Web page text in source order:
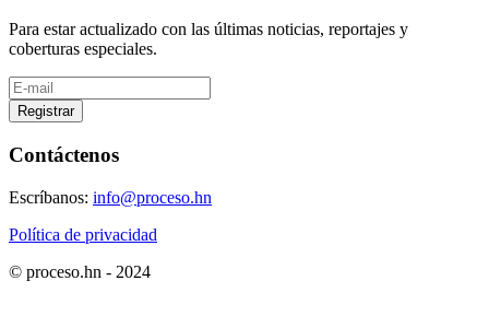
Para estar actualizado con las últimas noticias, reportajes y
coberturas especiales.
Registrar
Contáctenos
Escríbanos: info@proceso.hn
Política de privacidad
© proceso.hn - 2024